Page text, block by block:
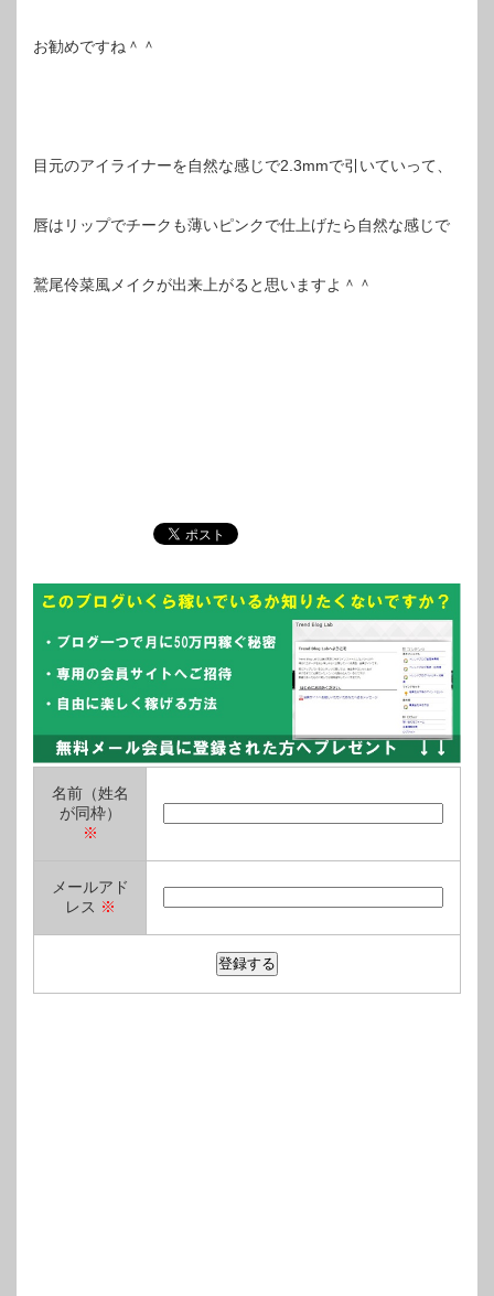
お勧めですね＾＾
目元のアイライナーを自然な感じで2.3mmで引いていって、
唇はリップでチークも薄いピンクで仕上げたら自然な感じで
鷲尾伶菜風メイクが出来上がると思いますよ＾＾
名前（姓名
が同枠）
※
メールアド
レス ※